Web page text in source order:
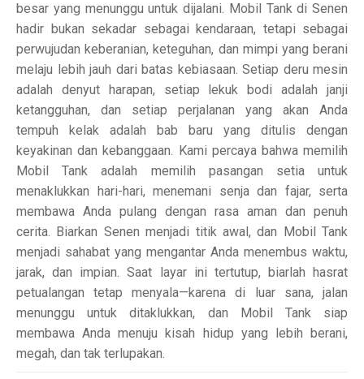
besar yang menunggu untuk dijalani. Mobil Tank di Senen
hadir bukan sekadar sebagai kendaraan, tetapi sebagai
perwujudan keberanian, keteguhan, dan mimpi yang berani
melaju lebih jauh dari batas kebiasaan. Setiap deru mesin
adalah denyut harapan, setiap lekuk bodi adalah janji
ketangguhan, dan setiap perjalanan yang akan Anda
tempuh kelak adalah bab baru yang ditulis dengan
keyakinan dan kebanggaan. Kami percaya bahwa memilih
Mobil Tank adalah memilih pasangan setia untuk
menaklukkan hari-hari, menemani senja dan fajar, serta
membawa Anda pulang dengan rasa aman dan penuh
cerita. Biarkan Senen menjadi titik awal, dan Mobil Tank
menjadi sahabat yang mengantar Anda menembus waktu,
jarak, dan impian. Saat layar ini tertutup, biarlah hasrat
petualangan tetap menyala—karena di luar sana, jalan
menunggu untuk ditaklukkan, dan Mobil Tank siap
membawa Anda menuju kisah hidup yang lebih berani,
megah, dan tak terlupakan.